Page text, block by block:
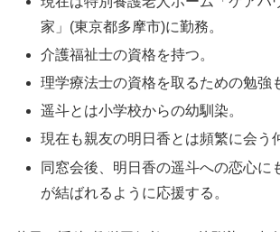
家」(東京都多摩市)に勤務。
介護福祉士の資格を持つ。
理学療法士の資格を取るための勉強
遥斗とは小学校からの幼馴染。
現在も親友の明日香とは頻繁に会う
同窓会後、明日香の遥斗への恋心に
が結ばれるように応援する。